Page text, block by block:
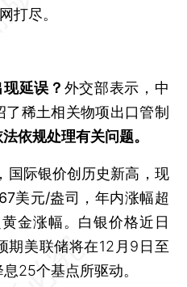
打尽。
延误？ 外交部表示，中
稀土相关物项出口管制
依规处理有关问题。
国际银价创历史新高，现
美元/盎司 ，年内涨幅超
金涨幅。白银价格近日
期美联储将在12月9日至
25个基点所驱动。